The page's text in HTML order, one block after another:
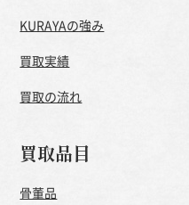
KURAYAの強み
買取実績
買取の流れ
買取品目
骨董品